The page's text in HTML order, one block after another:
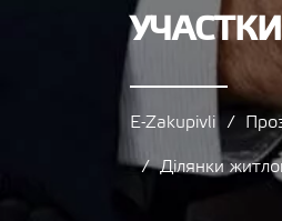
E-Zakupivli
Ділянки